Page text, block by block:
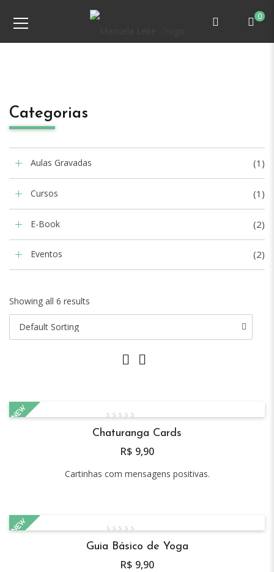
0
Categorias
Aulas Gravadas (1)
Cursos (1)
E-Book (2)
Eventos (2)
Showing all 6 results
NEW
Chaturanga Cards
0
out
R$ 9,90
Cartinhas com mensagens positivas.
NEW
Guia Básico de Yoga
0
out
R$ 9,90